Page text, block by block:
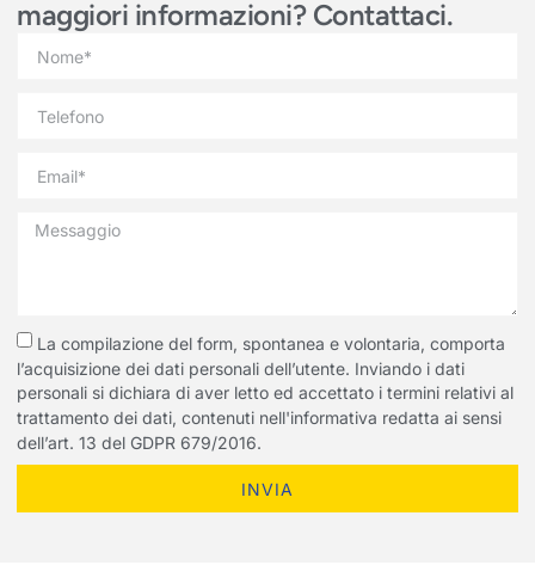
maggiori informazioni? Contattaci.
La compilazione del form, spontanea e volontaria, comporta
l’acquisizione dei dati personali dell’utente. Inviando i dati
personali si dichiara di aver letto ed accettato i termini relativi al
trattamento dei dati, contenuti nell'informativa redatta ai sensi
dell’art. 13 del GDPR 679/2016.
INVIA